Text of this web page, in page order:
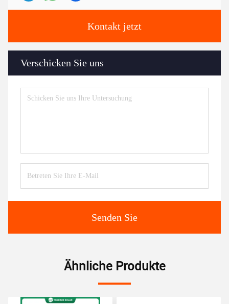
Kontakt jetzt
Verschicken Sie uns
Senden Sie
Ähnliche Produkte